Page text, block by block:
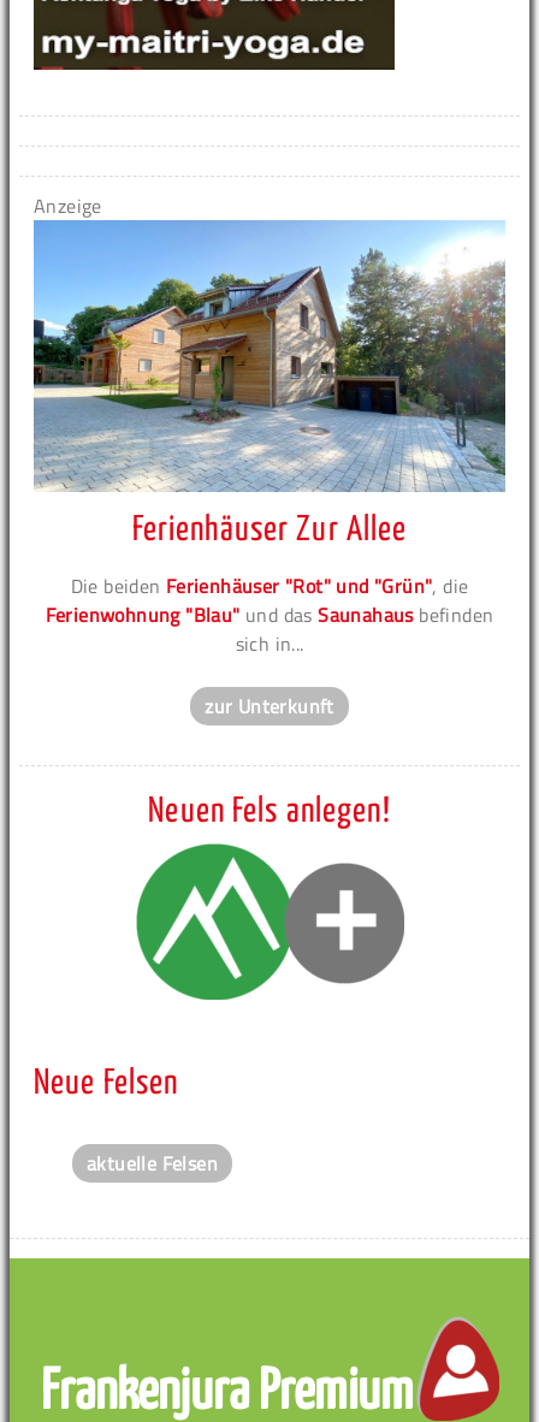
Anzeige
Ferienhäuser Zur Allee
Die beiden Ferienhäuser "Rot" und "Grün", die
Ferienwohnung "Blau" und dasSaunahausbefinden
sich in...
zur Unterkunft
Neuen Fels anlegen!
Neue Felsen
aktuelle Felsen
Frankenjura Premium